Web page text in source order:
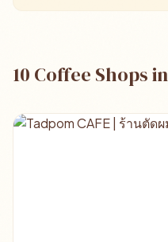
10 Coffee Shops